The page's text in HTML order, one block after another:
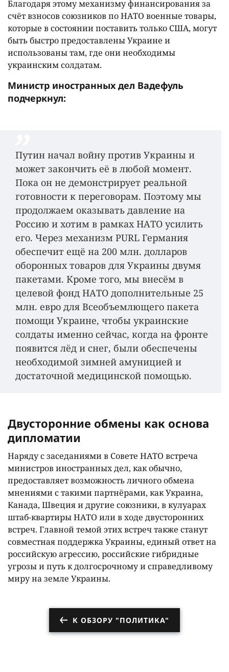
Благодаря этому механизму финансирования за
счёт взносов союзников по НАТО военные товары,
которые в состоянии поставить только США, могут
быть быстро предоставлены Украине и
использованы там, где они необходимы
украинским солдатам.
Министр иностранных дел Вадефуль
подчеркнул:
Путин начал войну против Украины и
может закончить её в любой момент.
Пока он не демонстрирует реальной
готовности к переговорам. Поэтому мы
продолжаем оказывать давление на
Россию и хотим в рамках НАТО усилить
его. Через механизм PURL Германия
обеспечит ещё на 200 млн. долларов
оборонных товаров для Украины двумя
пакетами. Кроме того, мы внесём в
целевой фонд НАТО дополнительные 25
млн. евро для Всеобъемлющего пакета
помощи Украине, чтобы украинские
солдаты именно сейчас, когда на фронте
появится лёд и снег, были обеспечены
необходимой зимней амуницией и
достаточной медицинской помощью.
Двусторонние обмены как основа
дипломатии
Наряду с заседаниями в Совете НАТО встреча
министров иностранных дел, как обычно,
предоставляет возможность личного обмена
мнениями с такими партнёрами, как Украина,
Канада, Швеция и другие союзники, в кулуарах
штаб-квартиры НАТО или в ходе двусторонних
встреч. Главной темой этих встреч также станут
совместная поддержка Украины, единый ответ на
российскую агрессию, российские гибридные
угрозы и путь к долгосрочному и справедливому
миру на земле Украины.
К ОБЗОРУ "ПОЛИТИКА"